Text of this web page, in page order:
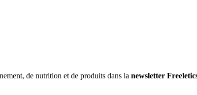
de nutrition et de produits dans la newsletter